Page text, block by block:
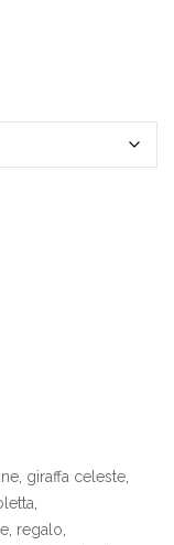
giraffa celeste
regalo